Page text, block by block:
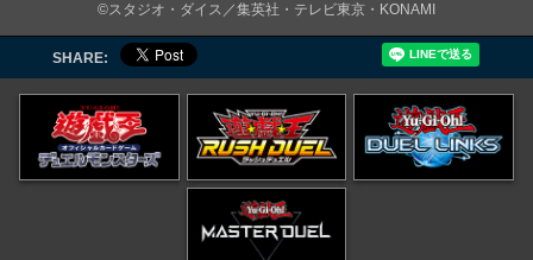
©スタジオ・ダイス／集英社・テレビ東京・KONAMI
SHARE: